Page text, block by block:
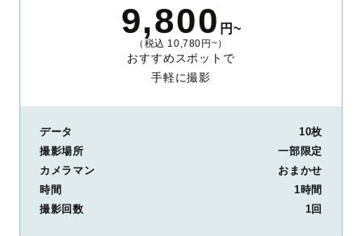
9,800 円~
（税込 10,780円~）
おすすめスポットで
手軽に撮影
データ
10枚
撮影場所
一部限定
カメラマン
おまかせ
時間
1時間
撮影回数
1回